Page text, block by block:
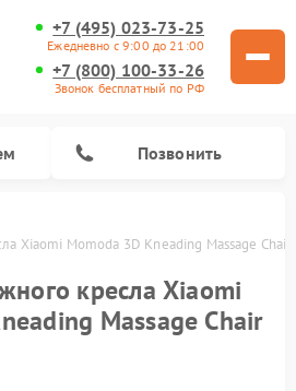
+7 (495) 023-73-25
Ежедневно с 9:00 до 21:00
+7 (800) 100-33-26
Звонок бесплатный по РФ
Позвонить
Xiaomi Momoda 3D Kneading Massage
кресла Xiaomi
Massage Chair